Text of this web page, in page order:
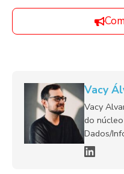
Vacy
Vacy
do
Dados/